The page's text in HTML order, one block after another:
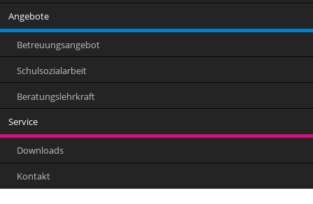
Angebote
Betreuungsangebot
Schulsozialarbeit
Beratungslehrkraft
Service
Downloads
Kontakt